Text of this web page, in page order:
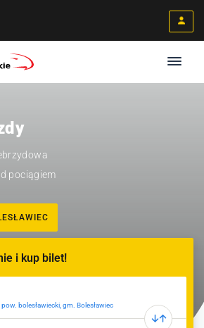
pociągiem
i kup bilet!
bolesławiecki, gm. Bolesławiec